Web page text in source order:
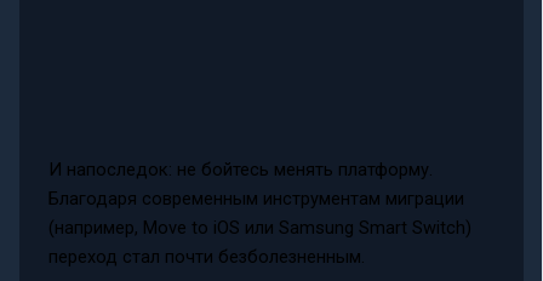
И напоследок: не бойтесь менять платформу.
Благодаря современным инструментам миграции
(например, Move to iOS или Samsung Smart Switch)
переход стал почти безболезненным.